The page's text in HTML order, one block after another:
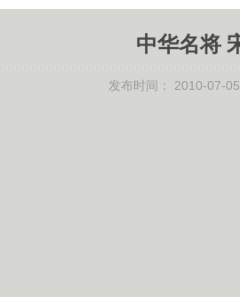
中华名将
发布时间： 2010-07-